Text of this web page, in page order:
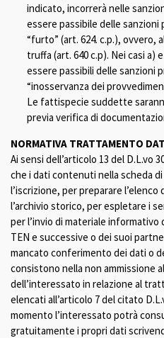
indicato, incorrerà nelle
essere passibile delle
“furto” (art. 624. c.p.),
truffa (art. 640 c.p). Nei casi a)
essere passibili delle sanzioni
“inosservanza dei
Le fattispecie suddette
previa verifica di
NORMATIVA TRATTAMENTO
Ai sensi dell’articolo 13 del D.L.vo
che i dati contenuti nella scheda
l’iscrizione, per preparare
l’archivio storico, per espletare i
per l’invio di materiale informativo
TEN e successive o dei suoi
mancato conferimento dei dati o
consistono nella non ammissione
dell’interessato in relazione al
elencati all’articolo 7 del citato
momento l’interessato potrà
gratuitamente i propri dati